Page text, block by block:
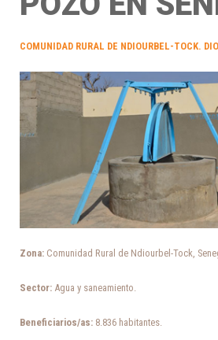
COMUNIDAD RURAL DE NDIOURBEL-TOCK.
Zona: Comunidad Rural de Ndiourbel-Tock,
Sector: Agua y saneamiento.
Beneficiarios/as: 8.836 habitantes.